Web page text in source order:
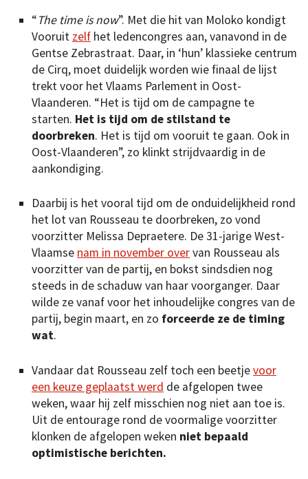
“The time is now”. Met die hit van Moloko kondigt
Vooruit zelf het ledencongres aan, vanavond in de
Gentse Zebrastraat. Daar, in ‘hun’ klassieke centrum
de Cirq, moet duidelijk worden wie finaal de lijst
trekt voor het Vlaams Parlement in Oost-
Vlaanderen. “Het is tijd om de campagne te
starten. Het is tijd om de stilstand te
doorbreken. Het is tijd om vooruit te gaan. Ook in
Oost-Vlaanderen”, zo klinkt strijdvaardig in de
aankondiging.
Daarbij is het vooral tijd om de onduidelijkheid rond
het lot van Rousseau te doorbreken, zo vond
voorzitter Melissa Depraetere. De 31-jarige West-
Vlaamse nam in november overvan Rousseau als
voorzitter van de partij, en bokst sindsdien nog
steeds in de schaduw van haar voorganger. Daar
wilde ze vanaf voor het inhoudelijke congres van de
partij, begin maart, en zo forceerde ze de timing
wat.
Vandaar dat Rousseau zelf toch een beetjevoor
een keuze geplaatst werd de afgelopen twee
weken, waar hij zelf misschien nog niet aan toe is.
Uit de entourage rond de voormalige voorzitter
klonken de afgelopen weken niet bepaald
optimistische berichten.